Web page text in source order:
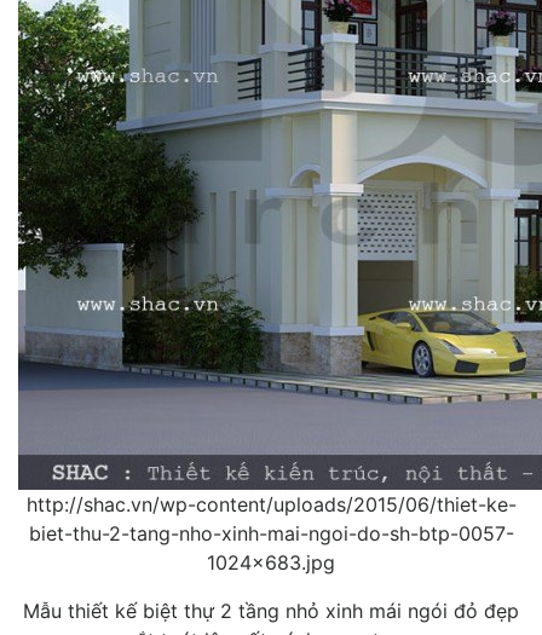
http://shac.vn/wp-content/uploads/2015/06/thiet-ke-
biet-thu-2-tang-nho-xinh-mai-ngoi-do-sh-btp-0057-
1024x683.jpg
Mẫu thiết kế biệt thự 2 tầng nhỏ xinh mái ngói đỏ đẹp